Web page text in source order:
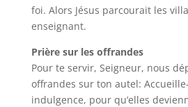
foi. Alors Jésus parcourait les
enseignant.
Prière sur les offrandes
Pour te servir, Seigneur, nous
offrandes sur ton autel:
indulgence, pour qu’elles